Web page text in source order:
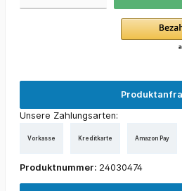
Unsere Zahlungsarten:
Vorkasse Kreditkarte Amazon Pay
Produktnummer: 24030474